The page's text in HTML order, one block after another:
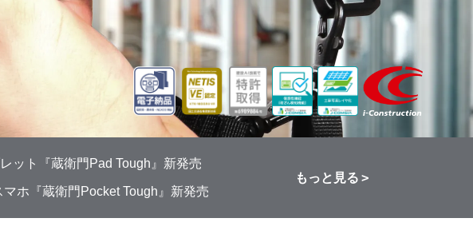
ット『蔵衛門Pad Tough』新発売
ホ『蔵衛門Pocket Tough』新発売
もっと見る